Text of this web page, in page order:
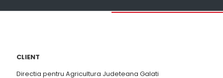
CLIENT
Directia pentru Agricultura Judeteana Galati